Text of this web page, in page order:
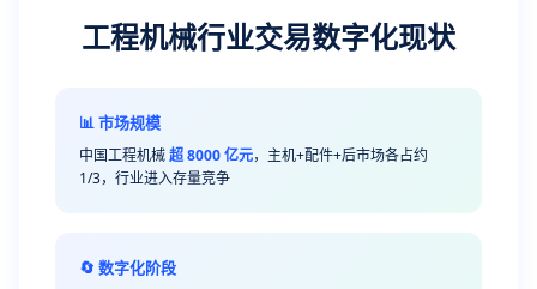
工程机械行业交易数字化现状
📊 市场规模
中国工程机械超 8000 亿元，主机+配件+后市场各占约
1/3，行业进入存量竞争
🔄 数字化阶段